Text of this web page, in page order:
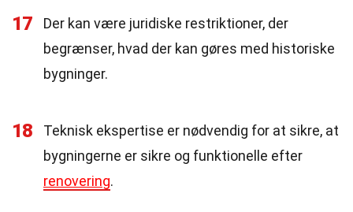
17
Der kan være juridiske restriktioner, der
begrænser, hvad der kan gøres med historiske
bygninger.
18
Teknisk ekspertise er nødvendig for at sikre, at
bygningerne er sikre og funktionelle efter
renovering.